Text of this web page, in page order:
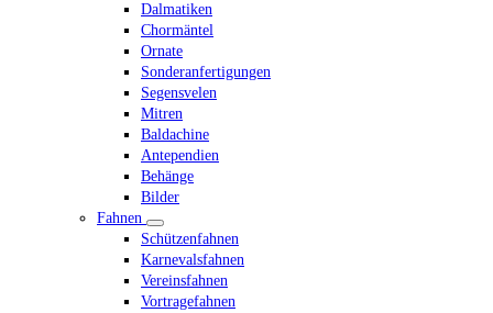
Dalmatiken
Chormäntel
Ornate
Sonderanfertigungen
Segensvelen
Mitren
Baldachine
Antependien
Behänge
Bilder
Fahnen
Schützenfahnen
Karnevalsfahnen
Vereinsfahnen
Vortragefahnen